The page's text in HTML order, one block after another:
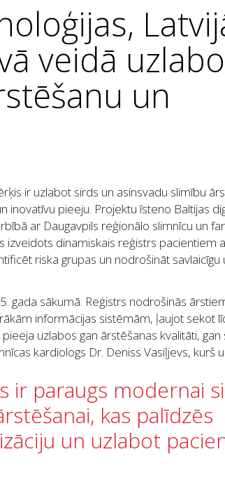
veidā
un
ir uzlabot sirds un asinsvadu slimību
inovatīvu pieeju. Projektu īsteno Baltijas
ar Daugavpils reģionālo slimnīcu un
izveidots dinamiskais reģistrs pacientiem
riska grupas un nodrošināt savlaicīgu
gada sākumā. Reģistrs nodrošinās
informācijas sistēmām, ļaujot sekot
uzlabos gan ārstēšanas kvalitāti, gan
kardiologs Dr. Deniss Vasiļjevs, kurš
ir paraugs modernai
kas palīdzēs
un uzlabot